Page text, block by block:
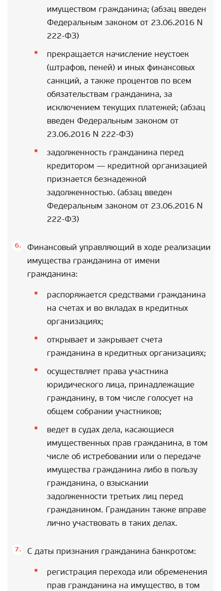
имуществом гражданина; (абзац введен
Федеральным законом от 23.06.2016 N
222-ФЗ)
прекращается начисление неустоек
(штрафов, пеней) и иных финансовых
санкций, а также процентов по всем
обязательствам гражданина, за
исключением текущих платежей; (абзац
введен Федеральным законом от
23.06.2016 N 222-ФЗ)
задолженность гражданина перед
кредитором — кредитной организацией
признается безнадежной
задолженностью. (абзац введен
Федеральным законом от 23.06.2016 N
222-ФЗ)
Финансовый управляющий в ходе реализации
имущества гражданина от имени
гражданина:
распоряжается средствами гражданина
на счетах и во вкладах в кредитных
организациях;
открывает и закрывает счета
гражданина в кредитных организациях;
осуществляет права участника
юридического лица, принадлежащие
гражданину, в том числе голосует на
общем собрании участников;
ведет в судах дела, касающиеся
имущественных прав гражданина, в том
числе об истребовании или о передаче
имущества гражданина либо в пользу
гражданина, о взыскании
задолженности третьих лиц перед
гражданином. Гражданин также вправе
лично участвовать в таких делах.
С даты признания гражданина банкротом:
регистрация перехода или обременения
прав гражданина на имущество, в том